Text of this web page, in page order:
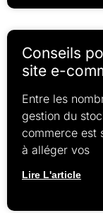
Conseils
site e-
Entre les
gestion du
commerce est
à alléger vos
Lire L'article